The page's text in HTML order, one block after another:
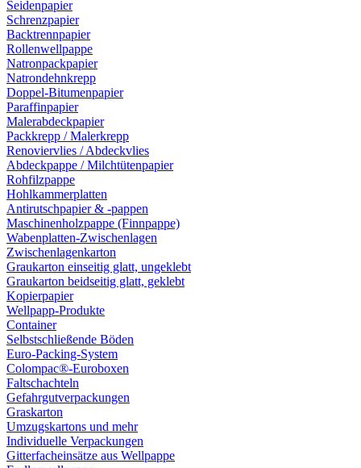
Seidenpapier
Schrenzpapier
Backtrennpapier
Rollenwellpappe
Natronpackpapier
Natrondehnkrepp
Doppel-Bitumenpapier
Paraffinpapier
Malerabdeckpapier
Packkrepp / Malerkrepp
Renoviervlies / Abdeckvlies
Abdeckpappe / Milchtütenpapier
Rohfilzpappe
Hohlkammerplatten
Antirutschpapier & -pappen
Maschinenholzpappe (Finnpappe)
Wabenplatten-Zwischenlagen
Zwischenlagenkarton
Graukarton einseitig glatt, ungeklebt
Graukarton beidseitig glatt, geklebt
Kopierpapier
Wellpapp-Produkte
Container
Selbstschließende Böden
Euro-Packing-System
Colompac®-Euroboxen
Faltschachteln
Gefahrgutverpackungen
Graskarton
Umzugskartons und mehr
Individuelle Verpackungen
Gitterfacheinsätze aus Wellpappe